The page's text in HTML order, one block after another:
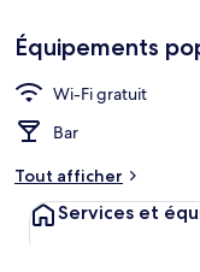
cœur
Équipements
Wi-Fi gratuit
Bar
Tout afficher
Services et